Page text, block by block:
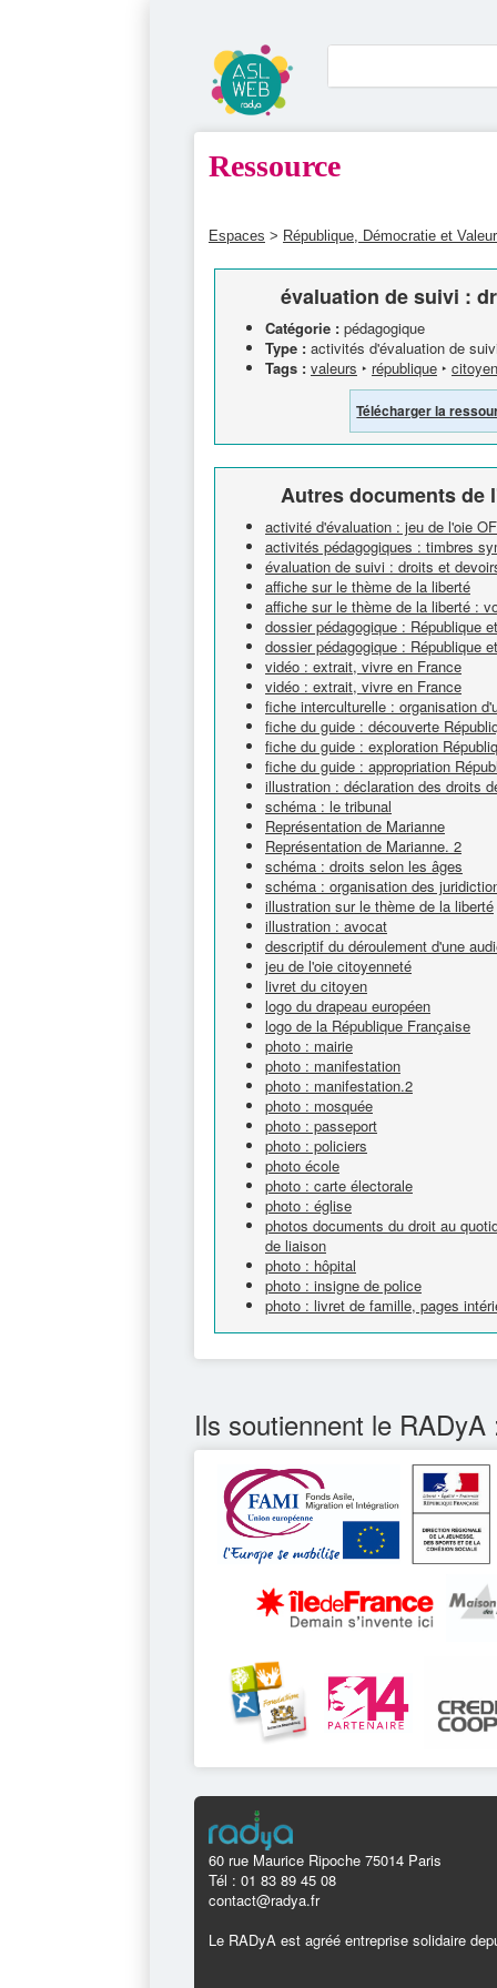
Ressource
Espaces > République, Démocratie et
évaluation de suivi :
Catégorie : pédagogique
Type : activités d'évaluation de
Tags : valeurs ‣ république ‣
Télécharger la
Autres documents de
activité d'évaluation : jeu de l'oie
activités pédagogiques : timbres
évaluation de suivi : droits et
affiche sur le thème de la liberté
affiche sur le thème de la liberté :
dossier pédagogique : République
dossier pédagogique : République
vidéo : extrait, vivre en France
vidéo : extrait, vivre en France
fiche interculturelle : organisation
fiche du guide : découverte
fiche du guide : exploration
fiche du guide : appropriation
illustration : déclaration des droits
schéma : le tribunal
Représentation de Marianne
Représentation de Marianne. 2
schéma : droits selon les âges
schéma : organisation des
illustration sur le thème de la liberté
illustration : avocat
descriptif du déroulement d'une
jeu de l'oie citoyenneté
livret du citoyen
logo du drapeau européen
logo de la République Française
photo : mairie
photo : manifestation
photo : manifestation.2
photo : mosquée
photo : passeport
photo : policiers
photo école
photo : carte électorale
photo : église
photos documents du droit au
de liaison
photo : hôpital
photo : insigne de police
photo : livret de famille, pages
Ils soutiennent le RADyA
60 rue Maurice Ripoche 75014 Paris
Tél : 01 83 89 45 08
contact@radya.fr
Le RADyA est agréé entreprise solidaire